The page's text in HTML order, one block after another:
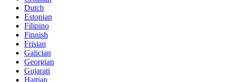
Dutch
Estonian
Filipino
Finnish
Frisian
Galician
Georgian
Gujarati
Haitian